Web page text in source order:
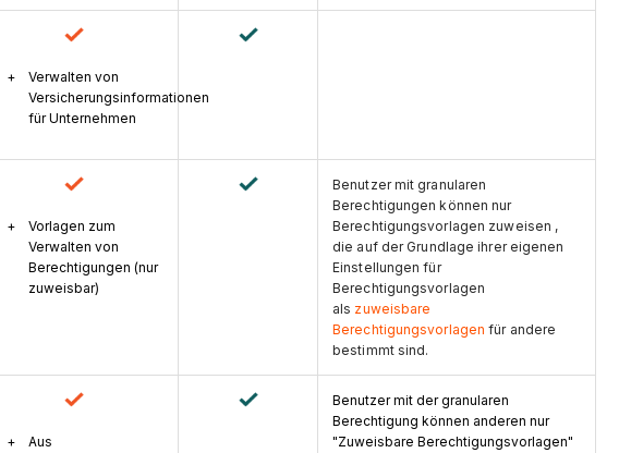
Verwalten von
Versicherungsinformationen
für Unternehmen
Vorlagen zum
Verwalten von
Berechtigungen (nur
zuweisbar)
Benutzer mit granularen
Berechtigungen können nur
Berechtigungsvorlagen zuweisen ,
die auf der Grundlage ihrer eigenen
Einstellungen für
Berechtigungsvorlagen
als zuweisbare
Berechtigungsvorlagen für andere
bestimmt sind.
Aus
Benutzer mit der granularen
Berechtigung können anderen nur
"Zuweisbare Berechtigungsvorlagen"